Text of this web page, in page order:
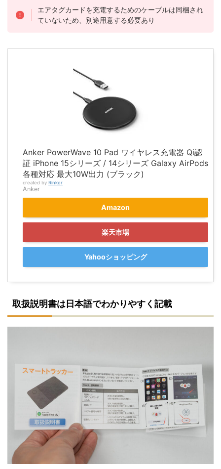
エアタグカードを充電するためのケーブルは同梱され
ていないため、別途用意する必要あり
Anker PowerWave 10 Pad ワイヤレス充電器 Qi認
証 iPhone 15シリーズ / 14シリーズ Galaxy AirPods
各種対応 最大10W出力 (ブラック)
created by Rinker
Anker
Amazon
楽天市場
Yahooショッピング
取扱説明書は日本語でわかりやすく記載